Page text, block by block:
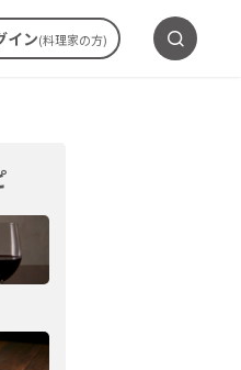
イン(料理家の方)